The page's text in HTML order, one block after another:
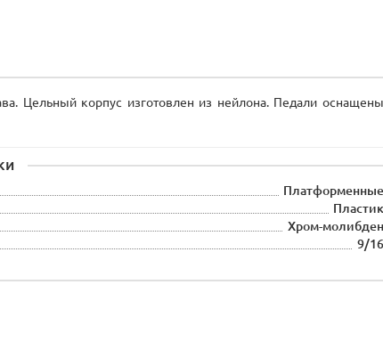
Цельный корпус изготовлен из нейлона. Педали оснащены
Платформенные
Пластик
Хром-молибден
9/16